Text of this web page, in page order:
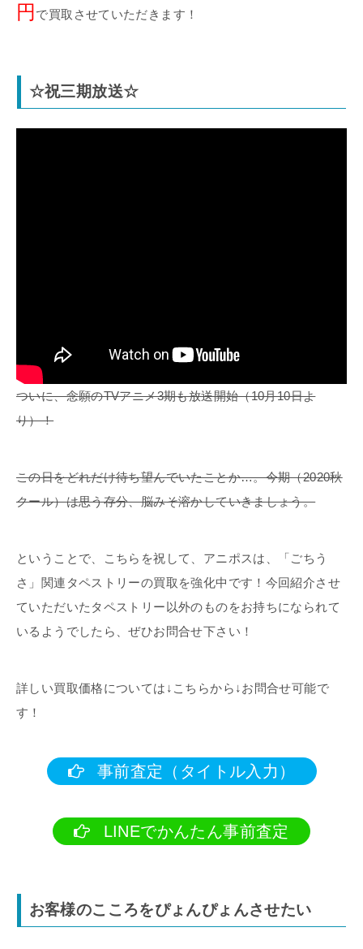
円 で買取させていただきます！
☆祝三期放送☆
ついに、念願のTVアニメ3期も放送開始（10月10日よ
り）！
この日をどれだけ待ち望んでいたことか…。今期（2020秋
クール）は思う存分、脳みそ溶かしていきましょう。
ということで、こちらを祝して、アニポスは、「ごちう
さ」関連タペストリーの買取を強化中です！今回紹介させ
ていただいたタペストリー以外のものをお持ちになられて
いるようでしたら、ぜひお問合せ下さい！
詳しい買取価格については↓こちらから↓お問合せ可能で
す！
事前査定（タイトル入力）
LINEでかんたん事前査定
お客様のこころをぴょんぴょんさせたい